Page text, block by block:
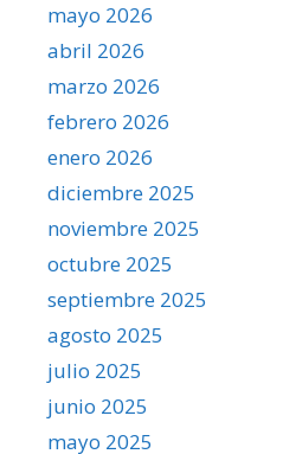
mayo 2026
abril 2026
marzo 2026
febrero 2026
enero 2026
diciembre 2025
noviembre 2025
octubre 2025
septiembre 2025
agosto 2025
julio 2025
junio 2025
mayo 2025